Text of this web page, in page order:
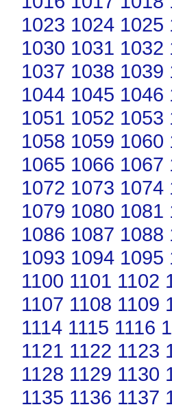
1023 1024 1025
1030 1031 1032
1037 1038 1039
1044 1045 1046
1051 1052 1053
1058 1059 1060
1065 1066 1067
1072 1073 1074
1079 1080 1081
1086 1087 1088
1093 1094 1095
1100 1101 1102
1107 1108 1109
1114 1115 1116
1121 1122 1123
1128 1129 1130
1135 1136 1137